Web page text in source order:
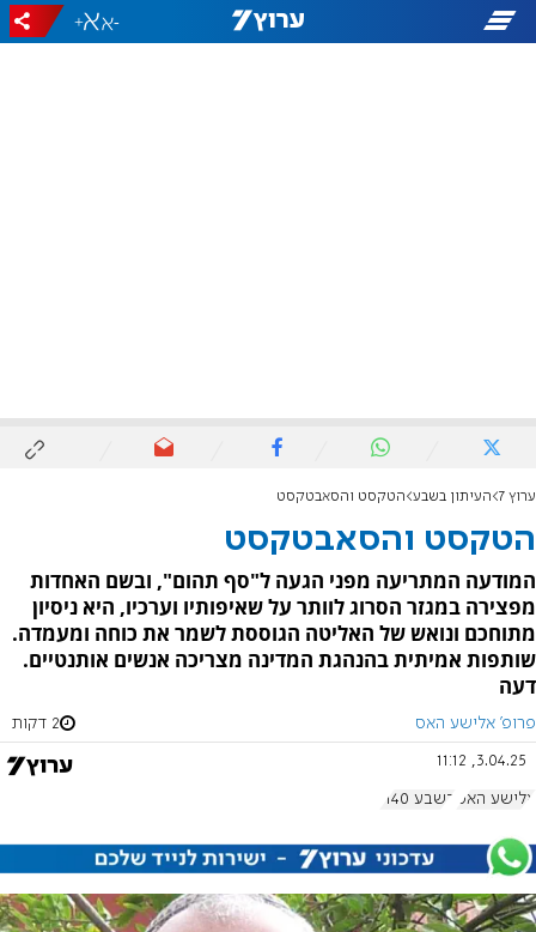
-
+
ערוץ 7 העיתון בשבע הטקסט והסאבטקסט
הטקסט והסאבטקסט
המודעה המתריעה מפני הגעה ל"סף תהום", ובשם האחדות
מפצירה במגזר הסרוג לוותר על שאיפותיו וערכיו, היא ניסיון
מתוחכם ונואש של האליטה הגוססת לשמר את כוחה ומעמדה.
שותפות אמיתית בהנהגת המדינה מצריכה אנשים אותנטיים.
דעה
פרופ' אלישע האס 2 דקות
3.04.25, 11:12
אלישע האס בשבע 1140